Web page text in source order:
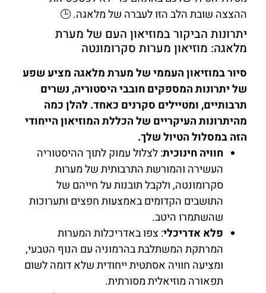
ההצצה שובת הלב הזו לעברה של מלאגה. 🕒
יתרונות הביקור במוזיאון העם של מערת
מלאגה: מוזיאון מערות סקרומונטה
סיור במוזיאון העממי של מערת מלאגה מציע שפע
של יתרונות המספקים חובבי היסטוריה, נשרים
תרבותיים, ומטיילים סקרנים כאחד. להלן כמה
מהיתרונות העיקריים של הכללת המוזיאון הייחודי
הזה במסלול הטיול שלך.
חוויה חינוכית: לצלול עמוק לתוך ההיסטוריה
העשירה והמורשת התרבותית של מערות
סקרומונטה, ולקבל תובנות על חייהם של
התושבים הקדומים באמצעות חפצים ותערוכות
שהשתמרו היטב.
פלא אדריכלי: צפו באדריכלות המערות
המרתקת המשתלבת בהרמוניה עם הנוף הטבעי,
ומציעה חוויה אסתטית ייחודית שלא דומה לשום
תפאורה מוזיאלית מסורתית.